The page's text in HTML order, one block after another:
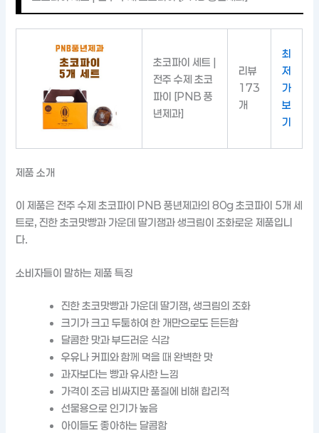
초코파이 세트 |
전주 수제 초코
파이 [PNB 풍
년제과]
리뷰
173
개
최
저
가
보
기
제품 소개
이 제품은 전주 수제 초코파이 PNB 풍년제과의 80g 초코파이 5개 세
트로, 진한 초코맛빵과 가운데 딸기잼과 생크림이 조화로운 제품입니
다.
소비자들이 말하는 제품 특징
진한 초코맛빵과 가운데 딸기잼, 생크림의 조화
크기가 크고 두툼하여 한 개만으로도 든든함
달콤한 맛과 부드러운 식감
우유나 커피와 함께 먹을 때 완벽한 맛
과자보다는 빵과 유사한 느낌
가격이 조금 비싸지만 품질에 비해 합리적
선물용으로 인기가 높음
아이들도 좋아하는 달콤함